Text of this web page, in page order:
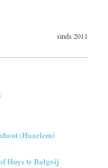
sinds 2011
(Haarlem)
Huys te Balgoij